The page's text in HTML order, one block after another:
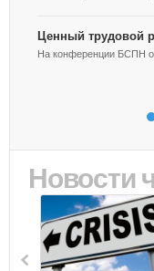
Ценный трудовой
На конференции БСПН
Новости